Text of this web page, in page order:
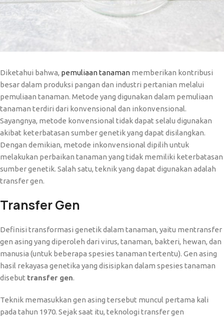
Diketahui bahwa, pemuliaan tanaman memberikan kontribusi
besar dalam produksi pangan dan industri pertanian melalui
pemuliaan tanaman. Metode yang digunakan dalam pemuliaan
tanaman terdiri dari konvensional dan inkonvensional.
Sayangnya, metode konvensional tidak dapat selalu digunakan
akibat keterbatasan sumber genetik yang dapat disilangkan.
Dengan demikian, metode inkonvensional dipilih untuk
melakukan perbaikan tanaman yang tidak memiliki keterbatasan
sumber genetik. Salah satu, teknik yang dapat digunakan adalah
transfer gen.
Transfer Gen
Definisi transformasi genetik dalam tanaman, yaitu mentransfer
gen asing yang diperoleh dari virus, tanaman, bakteri, hewan, dan
manusia (untuk beberapa spesies tanaman tertentu). Gen asing
hasil rekayasa genetika yang disisipkan dalam spesies tanaman
disebut transfer gen.
Teknik memasukkan gen asing tersebut muncul pertama kali
pada tahun 1970. Sejak saat itu, teknologi transfer gen